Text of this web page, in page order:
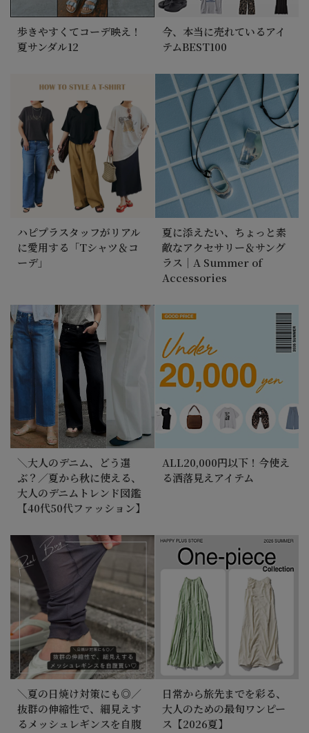
歩きやすくてコーデ映え！
夏サンダル12
今、本当に売れているアイ
テムBEST100
ハピプラスタッフがリアル
に愛用する「Tシャツ＆コ
ーデ」
夏に添えたい、ちょっと素
敵なアクセサリー＆サング
ラス｜A Summer of
Accessories
＼大人のデニム、どう選
ぶ？／夏から秋に使える、
大人のデニムトレンド図鑑
【40代50代ファッション】
ALL20,000円以下！今使え
る洒落見えアイテム
＼夏の日焼け対策にも◎／
抜群の伸縮性で、細見えす
るメッシュレギンスを自腹
日常から旅先までを彩る、
大人のための最旬ワンピー
ス【2026夏】